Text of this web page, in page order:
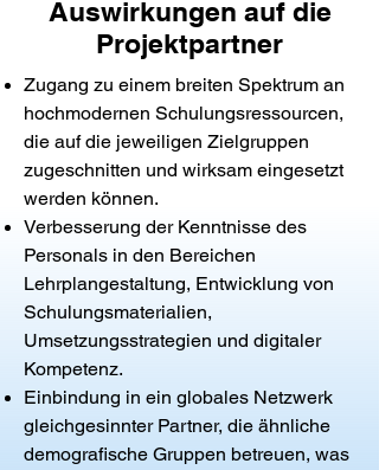
Auswirkungen auf die
Projektpartner
Zugang zu einem breiten Spektrum an
hochmodernen Schulungsressourcen,
die auf die jeweiligen Zielgruppen
zugeschnitten und wirksam eingesetzt
werden können.
Verbesserung der Kenntnisse des
Personals in den Bereichen
Lehrplangestaltung, Entwicklung von
Schulungsmaterialien,
Umsetzungsstrategien und digitaler
Kompetenz.
Einbindung in ein globales Netzwerk
gleichgesinnter Partner, die ähnliche
demografische Gruppen betreuen, was